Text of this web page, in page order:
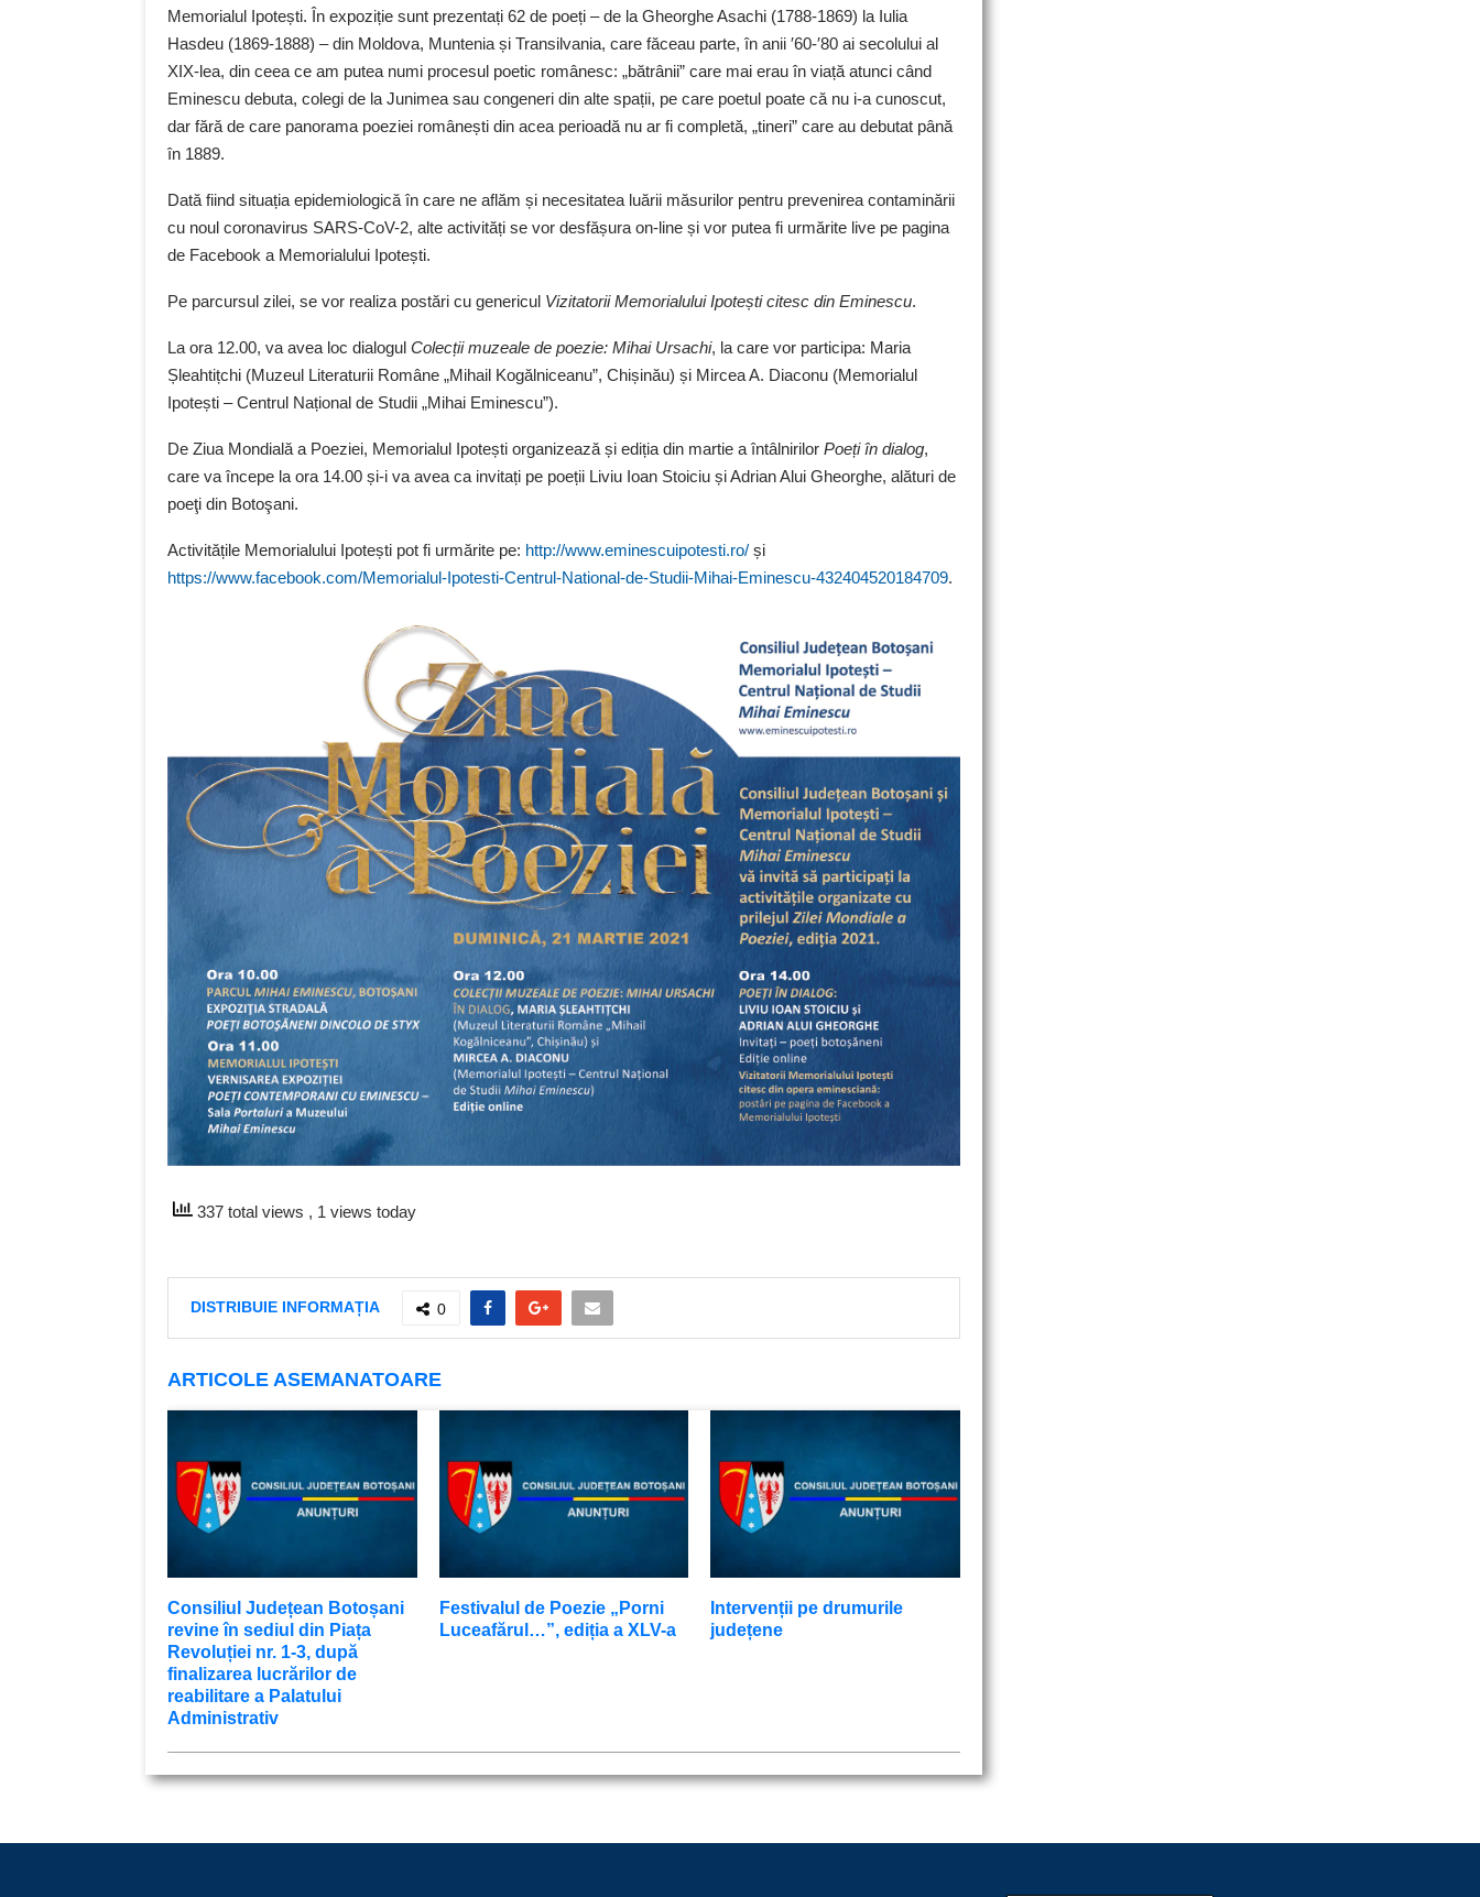
Memorialul Ipotești. În expoziție sunt prezentați 62 de poeți – de la Gheorghe Asachi (1788-1869) la Iulia
Hasdeu (1869-1888) – din Moldova, Muntenia și Transilvania, care făceau parte, în anii ′60-′80 ai secolului al
XIX-lea, din ceea ce am putea numi procesul poetic românesc: „bătrânii” care mai erau în viață atunci când
Eminescu debuta, colegi de la Junimea sau congeneri din alte spații, pe care poetul poate că nu i-a cunoscut,
dar fără de care panorama poeziei românești din acea perioadă nu ar fi completă, „tineri” care au debutat până
în 1889.
Dată fiind situația epidemiologică în care ne aflăm și necesitatea luării măsurilor pentru prevenirea contaminării
cu noul coronavirus SARS-CoV-2, alte activități se vor desfășura on-line și vor putea fi urmărite live pe pagina
de Facebook a Memorialului Ipotești.
Pe parcursul zilei, se vor realiza postări cu genericul Vizitatorii Memorialului Ipotești citesc din Eminescu.
La ora 12.00, va avea loc dialogul Colecții muzeale de poezie: Mihai Ursachi, la care vor participa: Maria
Șleahtițchi (Muzeul Literaturii Române „Mihail Kogălniceanu”, Chișinău) și Mircea A. Diaconu (Memorialul
Ipotești – Centrul Național de Studii „Mihai Eminescu”).
De Ziua Mondială a Poeziei, Memorialul Ipotești organizează și ediția din martie a întâlnirilor Poeți în dialog,
care va începe la ora 14.00 și-i va avea ca invitați pe poeții Liviu Ioan Stoiciu și Adrian Alui Gheorghe, alături de
poeţi din Botoşani.
Activitățile Memorialului Ipotești pot fi urmărite pe: http://www.eminescuipotesti.ro/ și
https://www.facebook.com/Memorialul-Ipotesti-Centrul-National-de-Studii-Mihai-Eminescu-432404520184709.
337 total views , 1 views today
DISTRIBUIE INFORMAȚIA 0
ARTICOLE ASEMANATOARE
Consiliul Județean Botoșani
revine în sediul din Piața
Revoluției nr. 1-3, după
finalizarea lucrărilor de
reabilitare a Palatului
Administrativ
Festivalul de Poezie „Porni
Luceafărul…”, ediția a XLV-a
Intervenții pe drumurile
județene